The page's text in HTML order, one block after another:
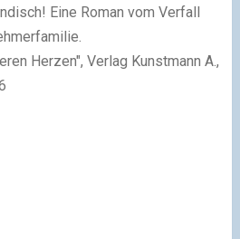
Eine Roman vom Verfall
Herzen", Verlag Kunstmann A.,